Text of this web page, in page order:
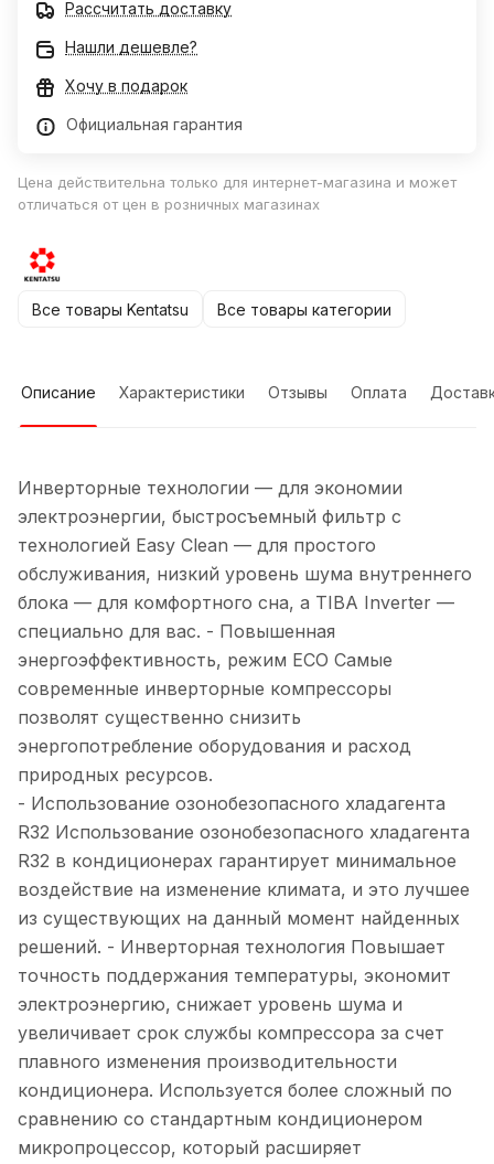
Рассчитать доставку
Нашли дешевле?
Хочу в подарок
Официальная гарантия
Цена действительна только для интернет-магазина и может
отличаться от цен в розничных магазинах
Все товары Kentatsu Все товары категории
Описание Характеристики Отзывы Оплата
Инверторные технологии — для экономии
электроэнергии, быстросъемный фильтр с
технологией Easy Clean — для простого
обслуживания, низкий уровень шума внутреннего
блока — для комфортного сна, а TIBA Inverter —
специально для вас. - Повышенная
энергоэффективность, режим ECO Самые
современные инверторные компрессоры
позволят существенно снизить
энергопотребление оборудования и расход
природных ресурсов.
- Использование озонобезопасного хладагента
R32 Использование озонобезопасного хладагента
R32 в кондиционерах гарантирует минимальное
воздействие на изменение климата, и это лучшее
из существующих на данный момент найденных
решений. - Инверторная технология Повышает
точность поддержания температуры, экономит
электроэнергию, снижает уровень шума и
увеличивает срок службы компрессора за счет
плавного изменения производительности
кондиционера. Используется более сложный по
сравнению со стандартным кондиционером
микропроцессор, который расширяет